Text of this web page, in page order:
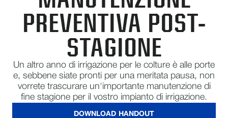
PREVENTIVA POST-
STAGIONE
Un altro anno di irrigazione per le colture è alle porte
e, sebbene siate pronti per una meritata pausa, non
vorrete trascurare un'importante manutenzione di
fine stagione per il vostro impianto di irrigazione.
DOWNLOAD HANDOUT